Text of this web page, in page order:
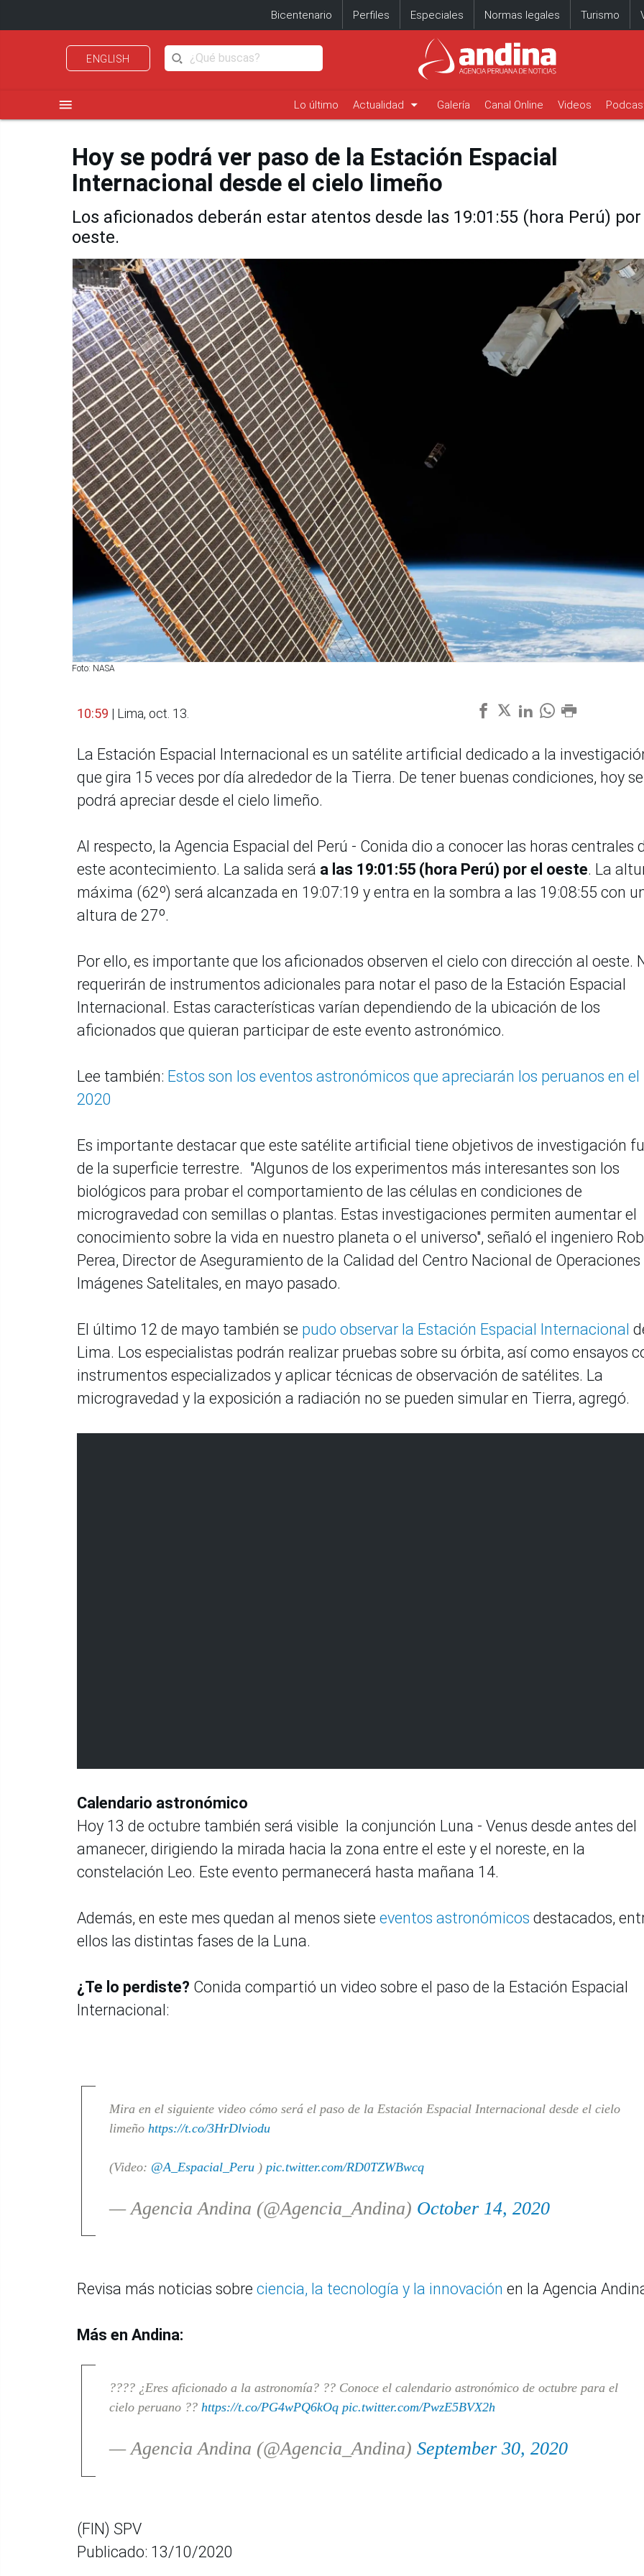
Bicentenario Perfiles Especiales Normas legales Turismo
ENGLISH
menu Lo último Actualidad arrow_drop_down Galería Canal Online Videos
Hoy se podrá ver paso de la Estación Espacial
Internacional desde el cielo limeño
Los aficionados deberán estar atentos desde las 19:01:55 (hora Perú)
oeste.
Foto: NASA
10:59 | Lima, oct. 13.
La Estación Espacial Internacional es un satélite artificial dedicado a la
que gira 15 veces por día alrededor de la Tierra. De tener buenas condiciones, hoy se
podrá apreciar desde el cielo limeño.
Al respecto, la Agencia Espacial del Perú - Conida dio a conocer las horas centrales
este acontecimiento. La salida será a las 19:01:55 (hora Perú) por el oeste. La
máxima (62º) será alcanzada en 19:07:19 y entra en la sombra a las 19:08:55 con
altura de 27º.
Por ello, es importante que los aficionados observen el cielo con dirección al oeste.
requerirán de instrumentos adicionales para notar el paso de la Estación Espacial
Internacional. Estas características varían dependiendo de la ubicación de los
aficionados que quieran participar de este evento astronómico.
Lee también: Estos son los eventos astronómicos que apreciarán los peruanos en el
2020
Es importante destacar que este satélite artificial tiene objetivos de investigación
de la superficie terrestre. "Algunos de los experimentos más interesantes son los
biológicos para probar el comportamiento de las células en condiciones de
microgravedad con semillas o plantas. Estas investigaciones permiten aumentar el
conocimiento sobre la vida en nuestro planeta o el universo", señaló el ingeniero
Perea, Director de Aseguramiento de la Calidad del Centro Nacional de Operaciones
Imágenes Satelitales, en mayo pasado.
El último 12 de mayo también se pudo observar la Estación Espacial Internacional
Lima. Los especialistas podrán realizar pruebas sobre su órbita, así como ensayos
instrumentos especializados y aplicar técnicas de observación de satélites. La
microgravedad y la exposición a radiación no se pueden simular en Tierra, agregó.
Calendario astronómico
Hoy 13 de octubre también será visible la conjunción Luna - Venus desde antes del
amanecer, dirigiendo la mirada hacia la zona entre el este y el noreste, en la
constelación Leo. Este evento permanecerá hasta mañana 14.
Además, en este mes quedan al menos siete eventos astronómicos destacados,
ellos las distintas fases de la Luna.
¿Te lo perdiste? Conida compartió un video sobre el paso de la Estación Espacial
Internacional:
Mira en el siguiente video cómo será el paso de la Estación Espacial Internacional desde el cielo
limeño https://t.co/3HrDlviodu
(Video: @A_Espacial_Peru) pic.twitter.com/RD0TZWBwcq
— Agencia Andina (@Agencia_Andina) October 14, 2020
Revisa más noticias sobre ciencia, la tecnología y la innovación en la Agencia
Más en Andina:
???? ¿Eres aficionado a la astronomía? ?? Conoce el calendario astronómico de octubre para el
cielo peruano ?? https://t.co/PG4wPQ6kOq pic.twitter.com/PwzE5BVX2h
— Agencia Andina (@Agencia_Andina) September 30, 2020
(FIN) SPV
Publicado: 13/10/2020